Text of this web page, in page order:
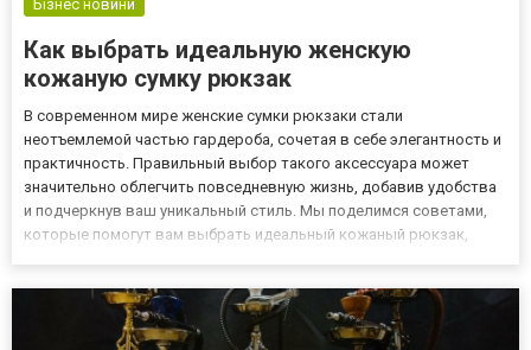
Бізнес новини
Как выбрать идеальную женскую
кожаную сумку рюкзак
В современном мире женские сумки рюкзаки стали
неотъемлемой частью гардероба, сочетая в себе элегантность и
практичность. Правильный выбор такого аксессуара может
значительно облегчить повседневную жизнь, добавив удобства
и подчеркнув ваш уникальный стиль. Мы поделимся советами,
которые помогут вам выбрать идеальный кожаный рюкзак,
рюкзака играе...